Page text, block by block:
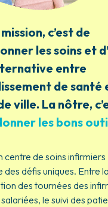
c’est de
les soins et
entre
de santé
ville. La nôtre,
les bons
centre de soins infirmiers
des défis uniques. Entre la
des tournées des
le suivi des